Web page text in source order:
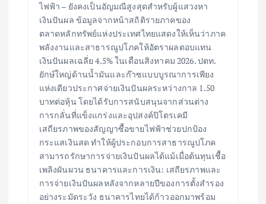
ไฟฟ้า – ยังคงเป็นอัญมณีสูงสุดสำหรับผู้แสวงหา
เงินปันผล ข้อมูลจากหน้าสถิติรายภาคของ
ตลาดหลักทรัพย์แห่งประเทศไทยแสดงให้เห็นว่าภาค
พลังงานและสาธารณูปโภคให้อัตราผลตอบแทน
เงินปันผลเฉลี่ย 4.5% ในเดือนสิงหาคม 2026. ปตท.
ยักษ์ใหญ่ด้านน้ำมันและก๊าซแบบบูรณาการเพียง
แห่งเดียวประกาศจ่ายเงินปันผลระหว่างกาล 1.50
บาทต่อหุ้น โดยได้รับการสนับสนุนจากส่วนต่าง
การกลั่นที่แข็งแกร่งและอุปสงค์ปิโตรเคมี
เสถียรภาพของสัญญาซื้อขายไฟฟ้าช่วยปกป้อง
กระแสเงินสด ทำให้ผู้ประกอบการสาธารณูปโภค
สามารถรักษาการจ่ายเงินปันผลได้แม้เมื่อต้นทุนเชื้อ
เพลิงผันผวน ธนาคารและการเงิน: เสถียรภาพและ
การจ่ายเงินปันผลหลังจากหลายปีของการตั้งสำรอง
อย่างระมัดระวัง ธนาคารไทยได้ก้าวออกมาพร้อม